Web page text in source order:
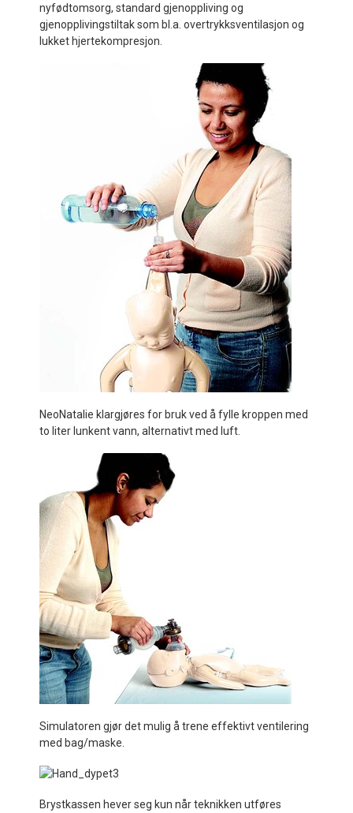
nyfødtomsorg, standard gjenoppliving og
gjenopplivingstiltak som bl.a. overtrykksventilasjon og
lukket hjertekompresjon.
NeoNatalie klargjøres for bruk ved å fylle kroppen med
to liter lunkent vann, alternativt med luft.
Simulatoren gjør det mulig å trene effektivt ventilering
med bag/maske.
Brystkassen hever seg kun når teknikken utføres